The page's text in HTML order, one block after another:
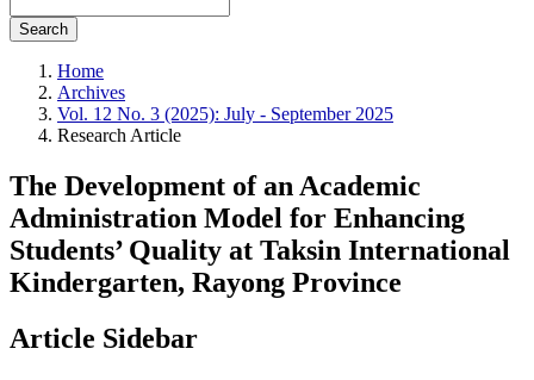
Search
Home
Archives
Vol. 12 No. 3 (2025): July - September 2025
Research Article
The Development of an Academic
Administration Model for Enhancing
Students’ Quality at Taksin International
Kindergarten, Rayong Province
Article Sidebar